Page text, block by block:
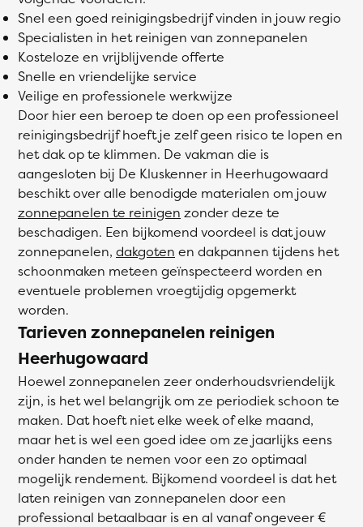
Snel een goed reinigingsbedrijf vinden in jouw regio
Specialisten in het reinigen van zonnepanelen
Kosteloze en vrijblijvende offerte
Snelle en vriendelijke service
Veilige en professionele werkwijze
Door hier een beroep te doen op een professioneel
reinigingsbedrijf hoeft je zelf geen risico te lopen en
het dak op te klimmen. De vakman die is
aangesloten bij De Kluskenner in Heerhugowaard
beschikt over alle benodigde materialen om jouw
zonnepanelen te reinigen zonder deze te
beschadigen. Een bijkomend voordeel is dat jouw
zonnepanelen, dakgoten en dakpannen tijdens het
schoonmaken meteen geïnspecteerd worden en
eventuele problemen vroegtijdig opgemerkt
worden.
Tarieven zonnepanelen reinigen
Heerhugowaard
Hoewel zonnepanelen zeer onderhoudsvriendelijk
zijn, is het wel belangrijk om ze periodiek schoon te
maken. Dat hoeft niet elke week of elke maand,
maar het is wel een goed idee om ze jaarlijks eens
onder handen te nemen voor een zo optimaal
mogelijk rendement. Bijkomend voordeel is dat het
laten reinigen van zonnepanelen door een
professional betaalbaar is en al vanaf ongeveer €